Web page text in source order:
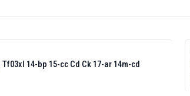
14-bp 15-cc Cd Ck 17-ar 14m-cd